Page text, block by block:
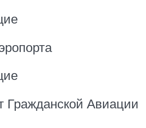
Гражданской Авиации